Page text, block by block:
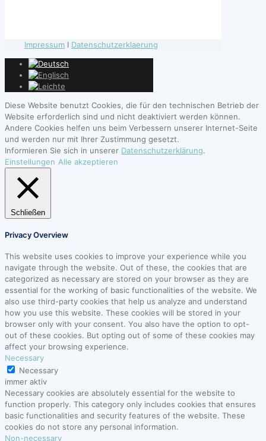
Impressum I Datenschutzerklaerung
Diese Website benutzt Cookies, die für den technischen Betrieb der
Website erforderlich sind und nicht deaktiviert werden können.
Andere Cookies helfen uns beim Verbessern unserer Internet-Seite
und werden nur mit Ihrer Zustimmung gesetzt.
Informieren Sie sich in unserer Datenschutzerklärung.
Einstellungen Alle akzeptieren
Schließen
Privacy Overview
This website uses cookies to improve your experience while you
navigate through the website. Out of these, the cookies that are
categorized as necessary are stored on your browser as they are
essential for the working of basic functionalities of the website. We
also use third-party cookies that help us analyze and understand
how you use this website. These cookies will be stored in your
browser only with your consent. You also have the option to opt-
out of these cookies. But opting out of some of these cookies may
affect your browsing experience.
Necessary
Necessary
immer aktiv
Necessary cookies are absolutely essential for the website to
function properly. This category only includes cookies that ensures
basic functionalities and security features of the website. These
cookies do not store any personal information.
Non-necessary